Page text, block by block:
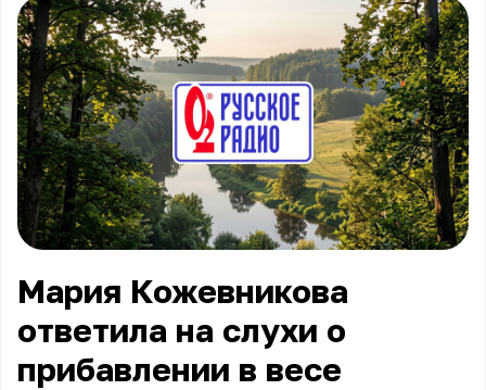
Мария Кожевникова
ответила на слухи о
прибавлении в весе